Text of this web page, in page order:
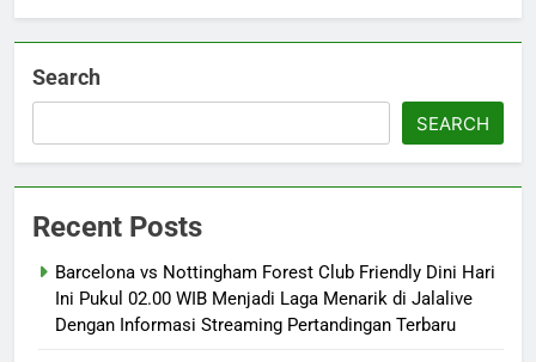
Search
SEARCH
Recent Posts
Barcelona vs Nottingham Forest Club Friendly Dini Hari
Ini Pukul 02.00 WIB Menjadi Laga Menarik di Jalalive
Dengan Informasi Streaming Pertandingan Terbaru